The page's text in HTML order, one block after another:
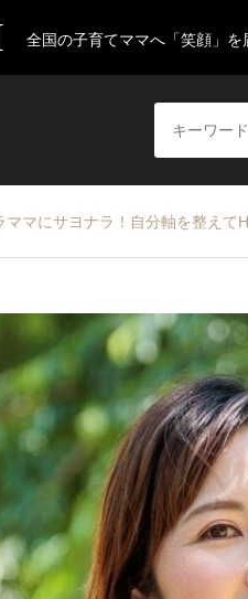
全国の子育てママへ「笑顔」を
ママにサヨナラ！自分軸を整え